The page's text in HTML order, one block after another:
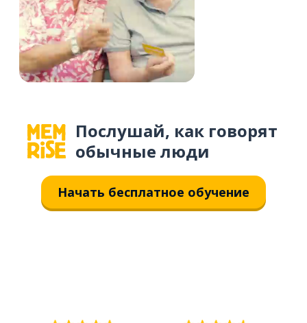
Послушай, как говорят
обычные люди
Начать бесплатное обучение